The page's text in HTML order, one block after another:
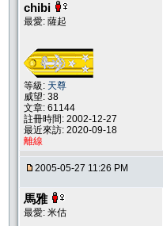
chibi
最愛: 薩起
等級: 天尊
威望: 38
文章: 61144
註冊時間: 2002-12-27
最近來訪: 2020-09-18
離線
2005-05-27 11:26 PM
馬雅
最愛: 米估